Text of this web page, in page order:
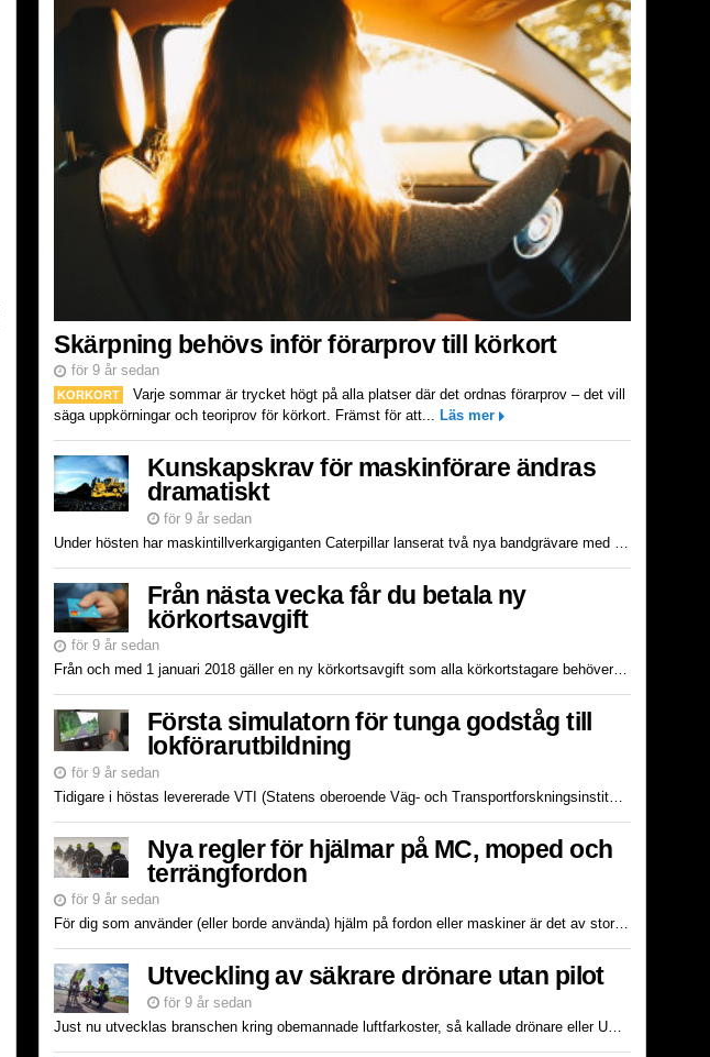
Skärpning behövs inför förarprov till körkort
för 9 år sedan
KORKORT
Varje sommar är trycket högt på alla platser där det ordnas förarprov – det vill
säga uppkörningar och teoriprov för körkort. Främst för att... Läs mer
Kunskapskrav för maskinförare ändras
dramatiskt
för 9 år sedan
Från nästa vecka får du betala ny
körkortsavgift
för 9 år sedan
Från och med 1 januari 2018 gäller en ny körkortsavgift som alla körkortstagare behöver betala till Transportstyrelsen. Tidigare har man, för att skaffa ett körkort, betalat flera avgifter för bland a...
Första simulatorn för tunga godståg till
lokförarutbildning
för 9 år sedan
Nya regler för hjälmar på MC, moped och
terrängfordon
för 9 år sedan
För dig som använder (eller borde använda) hjälm på fordon eller maskiner är det av stor vikt att hålla koll på Transportstyrelsen skyddshjälmsföreskrifter. Däri tydliggörs vilka regler som gäller för...
Utveckling av säkrare drönare utan pilot
för 9 år sedan